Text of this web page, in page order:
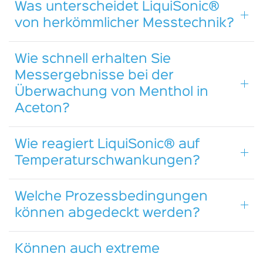
Was unterscheidet LiquiSonic®
von herkömmlicher Messtechnik?
Wie schnell erhalten Sie
Messergebnisse bei der
Überwachung von Menthol in
Aceton?
Wie reagiert LiquiSonic® auf
Temperaturschwankungen?
Welche Prozessbedingungen
können abgedeckt werden?
Können auch extreme